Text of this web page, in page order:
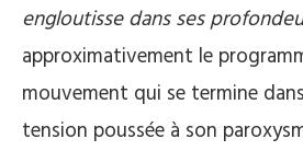
engloutisse dans ses
approximativement le
mouvement qui se termine
tension poussée à son